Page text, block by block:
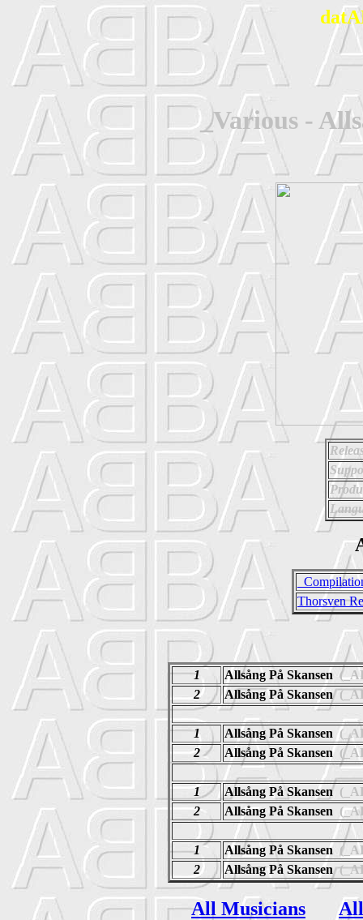
_Various -
Thorsven
1 Allsång På Skansen
2
Allsång På Skansen
1 Allsång På Skansen
2
Allsång På Skansen
1 Allsång På Skansen
2
Allsång På Skansen
1 Allsång På Skansen
2
Allsång På Skansen
All Musicians